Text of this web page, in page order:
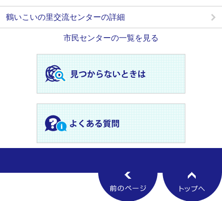
鶴いこいの里交流センターの詳細
市民センターの一覧を見る